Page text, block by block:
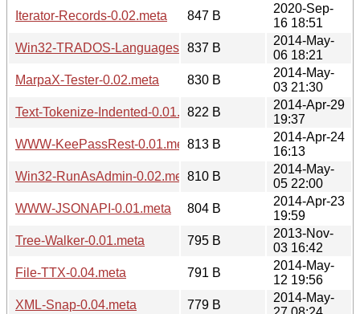
Iterator-Records-0.02.meta
847 B
2020-Sep-
16 18:51
Win32-TRADOS-Languages-0.01.meta
837 B
2014-May-
06 18:21
MarpaX-Tester-0.02.meta
830 B
2014-May-
03 21:30
Text-Tokenize-Indented-0.01.meta
822 B
2014-Apr-29
19:37
WWW-KeePassRest-0.01.meta813 B
2014-Apr-24
16:13
Win32-RunAsAdmin-0.02.meta810 B
2014-May-
05 22:00
WWW-JSONAPI-0.01.meta
804 B
2014-Apr-23
19:59
Tree-Walker-0.01.meta
795 B
2013-Nov-
03 16:42
File-TTX-0.04.meta
791 B
2014-May-
12 19:56
XML-Snap-0.04.meta
779 B
2014-May-